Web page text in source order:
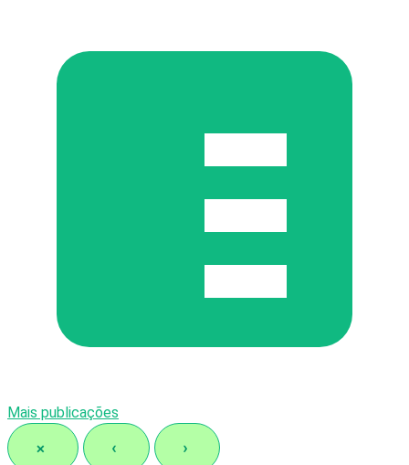
Mais publicações
× ‹ ›